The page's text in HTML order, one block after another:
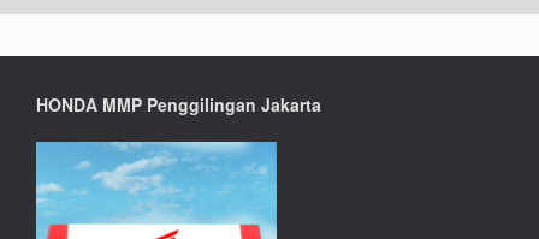
HONDA MMP Penggilingan Jakarta